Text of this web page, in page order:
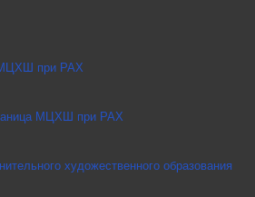
при РАХ
МЦХШ при РАХ
художественного образования